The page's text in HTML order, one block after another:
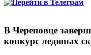
В Череповце
конкурс ледяных